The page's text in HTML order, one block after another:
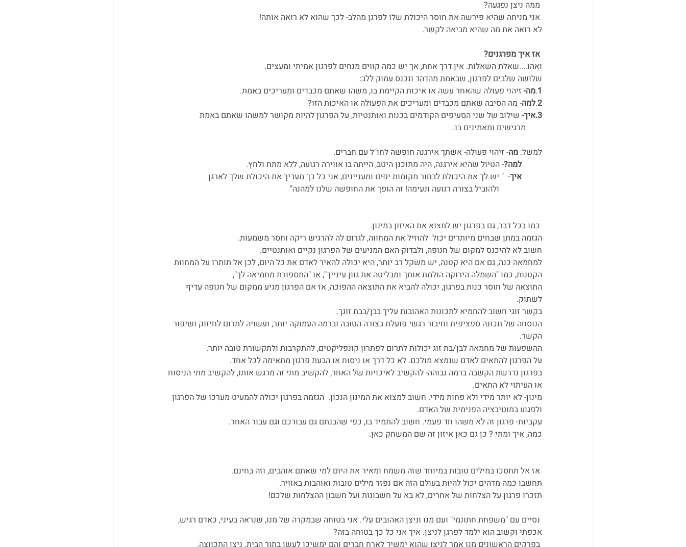
לא רואה את מה שהיא מביאה לקשר.
אז איך מפרגנים?
ואהו....שאלת השאלות. אין דרך אחת, אך יש כמה קווים מנחים לפרגון אמיתי ומעצים.
שלושה שלבים לפרגון, שבאמת מהדהד ונכנס עמוק ללב:
1
.מה- זיהוי פעולה שהאחר עשה או איכות הקיימת בו, משהו שאתם מכבדים ומעריכים באמת.
2
.למה- מה הסיבה שאתם מכבדים ומעריכים את הפעולה או האיכות הזו?
3.איך-
שילוב של שני הסעיפים הקודמים בכנות ואותנטיות, על הפרגון להיות מקושר למשהו שאתם באמת
למשל: מה- זיהוי פעולה- אשתך אירגנה חופשה לחו"ל עם חברים.
למה?- הטיול שהיא אירגנה, היה מתוכנן היטב, הייתה בו אווירה רגועה, ללא מתח ולחץ.
איך-  " יש לך את היכולת לבחור מקומות יפים ומעניינים, אני כל כך מעריך את היכולת שלך לארגן
הגזמה במתן שבחים מיותרים יכול  להוזיל את המחווה, לגרום לה להרגיש ריקה וחסר משמעות.
חשוב לא להיכנס למקום של חנופה, ולבדוק האם המניעים של הפרגון נקיים ואותנטיים.
למחמאה כנה, גם אם היא קטנה, יש משקל רב יותר, היא יכולה להאיר לאדם את כל היום, לכן אל תותרו על המחוות
הקטנות, כמו "השמלה הירוקה הולמת אותך ומבליטה את גוון עינייך", או "התספורת מחמיאה לך",
התוצאה של חוסר כנות בפרגון, יכולה להביא את התוצאה ההפוכה, אז אם הפרגון מגיע ממקום של חנופה עדיף
לשתוק.
בקשר זוגי חשוב להחמיא לתכונות האהובות עליך בבן/בבת זוגך.
הנוסחה של תכונה ספציפית וחיבור רגשי פועלת בצורה הטובה וברמה העמוקה יותר, ועשויה לתרום לחיזוק ושיפור
הקשר.
ההשפעות של מחמאה לבן/בת זוג יכולות לתרום לפתרון קונפליקטים, להתקרבות ולתקשורת טובה יותר.
על הפרגון להתאים לאדם שנמצא מולכם. לא כל דרך או ניסוח או הבעת פרגון מתאימה לכל אחד.
בפרגון נדרשת הקשבה ברמה גבוהה- להקשיב לאיכויות של האחר, להקשיב מתי זה מרגש אותו, להקשיב מתי הניסוח
או העיתוי לא התאים.
מינון- לא יותר מידי ולא פחות מידי. חשוב למצוא את המינון הנכון.  הגזמה בפרגון יכולה להמעיט מערכו של הפרגון
ולפגוע במוטיבציה הפנימית של האדם.
עקביות- פרגון זה לא משהו חד פעמי. חשוב להתמיד בו, כפי שהבנתם גם עבורכם וגם עבור האחר.
כמה, איך ומתי ? כן גם כאן איזון זה שם המשחק כאן.
תחשבו כמה מדהים יכול להיות בעולם הזה אם נפזר מילים טובות ואוהבות באוויר.
תזכרו פרגון על הצלחות של אחרים, לא בא על חשבונות ועל חשבון ההצלחות שלכם!
נסיים עם "משפחת חתונמי" ועם מנו וניצן האהובים עלי. אני בטוחה שבמקרה של מנו, שנראה בעיני, כאדם רגיש,
אכפתי וקשוב הוא ילמד לפרגן לניצן. איך אני כל כך בטוחה בזה?